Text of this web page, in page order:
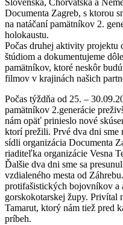
Slovenska, Chorvátska a
Documenta Zagreb, s ktorou
na natáčaní pamätníkov 2.
holokaustu.
Počas druhej aktivity projektu
štúdiom a dokumentujeme
pamätníkov, ktoré neskôr
filmov v krajinách našich
Počas týždňa od 25. –
pamätníkov 2.generácie
nám opäť prinieslo nové
ktorí prežili. Prvé dva dni sme
sídli organizácia Documenta
riaditeľka organizácie Vesna
Ďalšie dva dni sme sa
vzdialeného mesta od
protifašistických bojovníkov a
gorskokotarskej župy. Privítal
Tamarut, ktorý nám tiež pred
príbeh.